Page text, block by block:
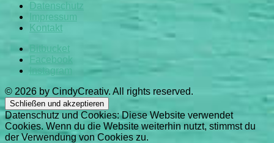
Datenschutz
Impressum
Kontakt
Bitbucket
Facebook
Instagram
© 2026 by CindyCreativ. All rights reserved.
Datenschutz und Cookies: Diese Website verwendet
Cookies. Wenn du die Website weiterhin nutzt, stimmst du
der Verwendung von Cookies zu.